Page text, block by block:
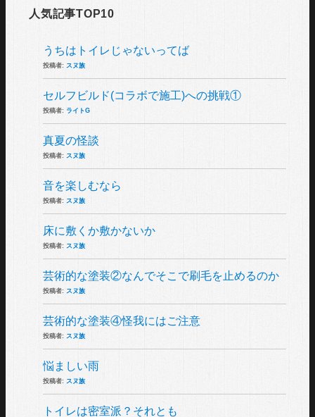
人気記事TOP10
うちはトイレじゃないってば
投稿者:スヌ族
セルフビルド(コラボで施工)への挑戦①
投稿者: ライトG
真夏の怪談
投稿者:スヌ族
音を楽しむなら
投稿者:スヌ族
床に敷くか敷かないか
投稿者:スヌ族
芸術的な塗装②なんでそこで刷毛を止めるのか
投稿者:スヌ族
芸術的な塗装④怪我にはご注意
投稿者:スヌ族
悩ましい雨
投稿者:スヌ族
トイレは密室派？それとも